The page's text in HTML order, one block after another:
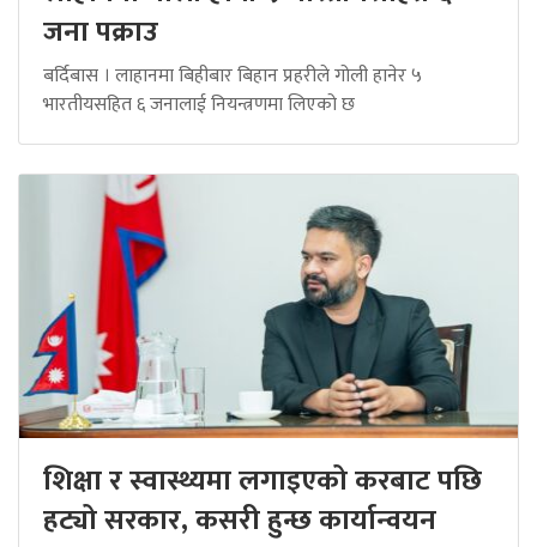
जना पक्राउ
बर्दिबास । लाहानमा बिहीबार बिहान प्रहरीले गोली हानेर ५
भारतीयसहित ६ जनालाई नियन्त्रणमा लिएको छ
शिक्षा र स्वास्थ्यमा लगाइएको करबाट पछि
हट्यो सरकार, कसरी हुन्छ कार्यान्वयन